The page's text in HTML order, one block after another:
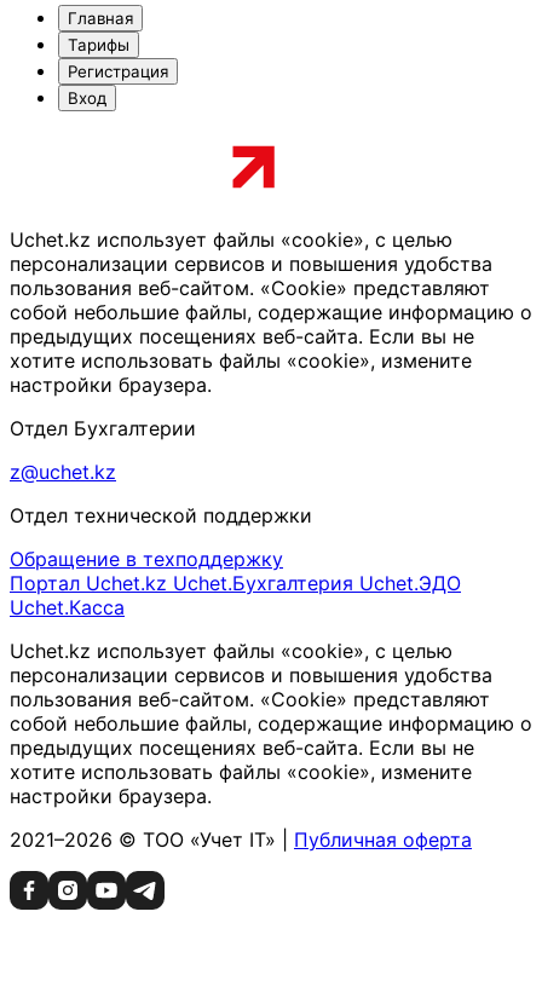
Главная
Тарифы
Регистрация
Вход
Uchet.kz использует файлы «cookie», с целью
персонализации сервисов и повышения удобства
пользования веб-сайтом. «Cookie» представляют
собой небольшие файлы, содержащие информацию о
предыдущих посещениях веб-сайта. Если вы не
хотите использовать файлы «cookie», измените
настройки браузера.
Отдел Бухгалтерии
z@uchet.kz
Отдел технической поддержки
Обращение в техподдержку
Портал Uchet.kz Uchet.Бухгалтерия Uchet.ЭДО
Uchet.Касса
Uchet.kz использует файлы «cookie», с целью
персонализации сервисов и повышения удобства
пользования веб-сайтом. «Cookie» представляют
собой небольшие файлы, содержащие информацию о
предыдущих посещениях веб-сайта. Если вы не
хотите использовать файлы «cookie», измените
настройки браузера.
2021–2026 © ТОО «Учет IT» | Публичная оферта